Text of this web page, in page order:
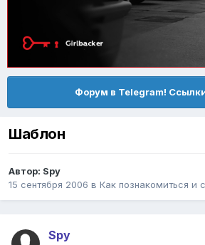
Форум в Telegram!
Шаблон
Автор: Spy
15 сентября 2006 в Как познакомиться и
Spy